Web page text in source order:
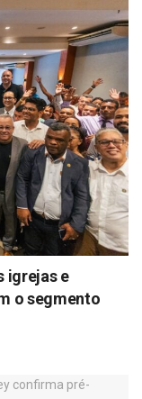
igrejas e
o segmento